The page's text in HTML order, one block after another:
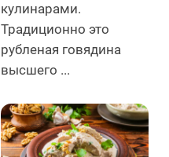
кулинарами.
Традиционно это
рубленая говядина
высшего ...